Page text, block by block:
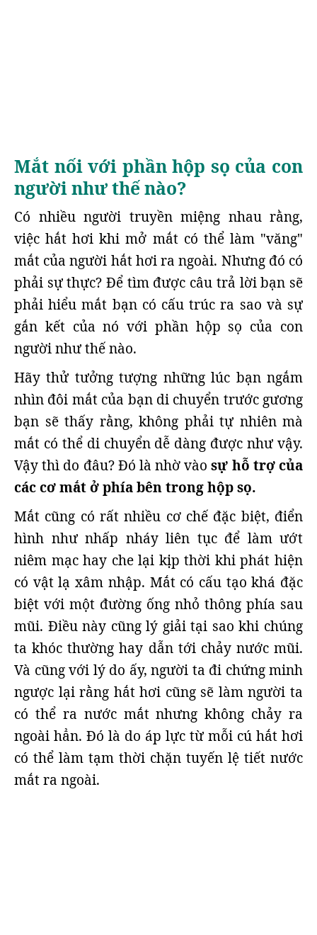
Mắt nối với phần hộp sọ của con
người như thế nào?
Có nhiều người truyền miệng nhau rằng,
việc hắt hơi khi mở mắt có thể làm "văng"
mắt của người hắt hơi ra ngoài. Nhưng đó có
phải sự thực? Để tìm được câu trả lời bạn sẽ
phải hiểu mắt bạn có cấu trúc ra sao và sự
gắn kết của nó với phần hộp sọ của con
người như thế nào.
Hãy thử tưởng tượng những lúc bạn ngắm
nhìn đôi mắt của bạn di chuyển trước gương
bạn sẽ thấy rằng, không phải tự nhiên mà
mắt có thể di chuyển dễ dàng được như vậy.
Vậy thì do đâu? Đó là nhờ vàosự hỗ trợ của
các cơ mắt ở phía bên trong hộp sọ.
Mắt cũng có rất nhiều cơ chế đặc biệt, điển
hình như nhấp nháy liên tục để làm ướt
niêm mạc hay che lại kịp thời khi phát hiện
có vật lạ xâm nhập. Mắt có cấu tạo khá đặc
biệt với một đường ống nhỏ thông phía sau
mũi. Điều này cũng lý giải tại sao khi chúng
ta khóc thường hay dẫn tới chảy nước mũi.
Và cũng với lý do ấy, người ta đi chứng minh
ngược lại rằng hắt hơi cũng sẽ làm người ta
có thể ra nước mắt nhưng không chảy ra
ngoài hẳn. Đó là do áp lực từ mỗi cú hắt hơi
có thể làm tạm thời chặn tuyến lệ tiết nước
mắt ra ngoài.